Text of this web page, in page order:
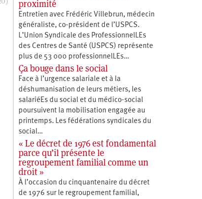
proximité
Entretien avec Frédéric Villebrun, médecin
généraliste, co-président de l’USPCS.
L’Union Syndicale des ProfessionnelLEs
des Centres de Santé (USPCS) représente
plus de 53 000 professionnelLEs…
Ça bouge dans le social
Face à l’urgence salariale et à la
déshumanisation de leurs métiers, les
salariéEs du social et du médico-social
poursuivent la mobilisation engagée au
printemps. Les fédérations syndicales du
social…
« Le décret de 1976 est fondamental
parce qu’il présente le
regroupement familial comme un
droit »
À l’occasion du cinquantenaire du décret
de 1976 sur le regroupement familial,